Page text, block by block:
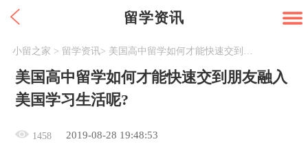
留学资讯
小留之家 > 留学资讯>
美国高中留学如何才能快速交到朋友融入
美国学习生活呢?
1458 2019-08-28 19:48:53